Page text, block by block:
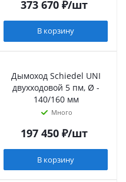
373 670₽/шт
В корзину
Дымоход Schiedel UNI
двухходовой 5 пм, Ø -
140/160 мм
Много
197 450₽/шт
В корзину